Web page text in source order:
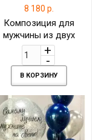
8 180 р.
Композиция для
мужчины из двух
фонтанов и шара-
гиганта с Вашей
личной надписью
В КОРЗИНУ